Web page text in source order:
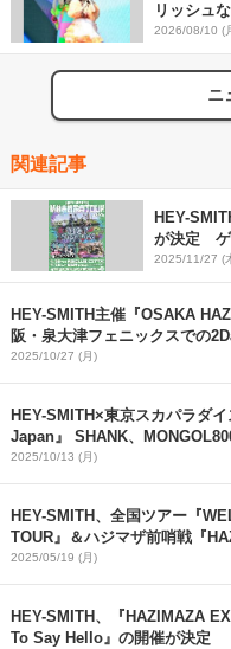
リッシュ
を盛り上
2026/08/10 (
ニ
関連記事
HEY-
が決定 ゲ
2025/11/27 (
HEY-SMITH主催『OSAKA
阪・泉大津フェニックスでの
2025/10/27 (月)
HEY-SMITH×東京スカパラダ
Japan』 SHANK、
2025/10/13 (月)
HEY-SMITH、全国ツアー『
TOUR』＆ハジマザ前哨戦『
2025/05/19 (月)
HEY-SMITH、『HAZIMAZA
To Say Hello』の開催が決定